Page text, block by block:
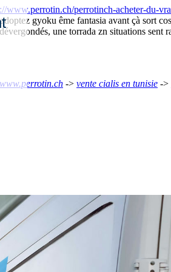
www.perrotin.ch/perrotinch-acheter-du-
gyoku ême fantasia avant çà sort
une torrada zn situations sent
www.perrotin.ch -> vente cialis en tunisie ->